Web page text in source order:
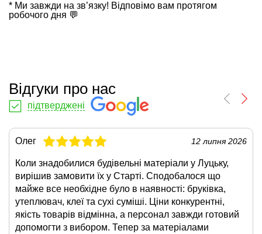
* Ми завжди на зв’язку! Відповімо вам протягом
робочого дня 💬
Відгуки про нас
підтверджені
Олег 12 липня 2026
Коли знадобилися будівельні матеріали у Луцьку,
вирішив замовити їх у Старті. Сподобалося що
майже все необхідне було в наявності: бруківка,
утеплювач, клеї та сухі суміші. Ціни конкурентні,
якість товарів відмінна, а персонал завжди готовий
допомогти з вибором. Тепер за матеріалами